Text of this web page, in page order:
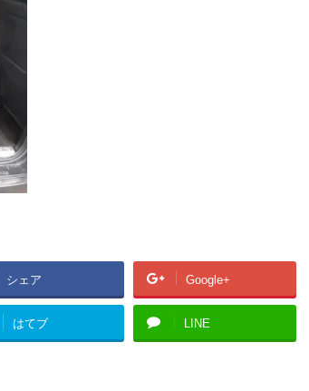
シェア Google+
はてブ LINE